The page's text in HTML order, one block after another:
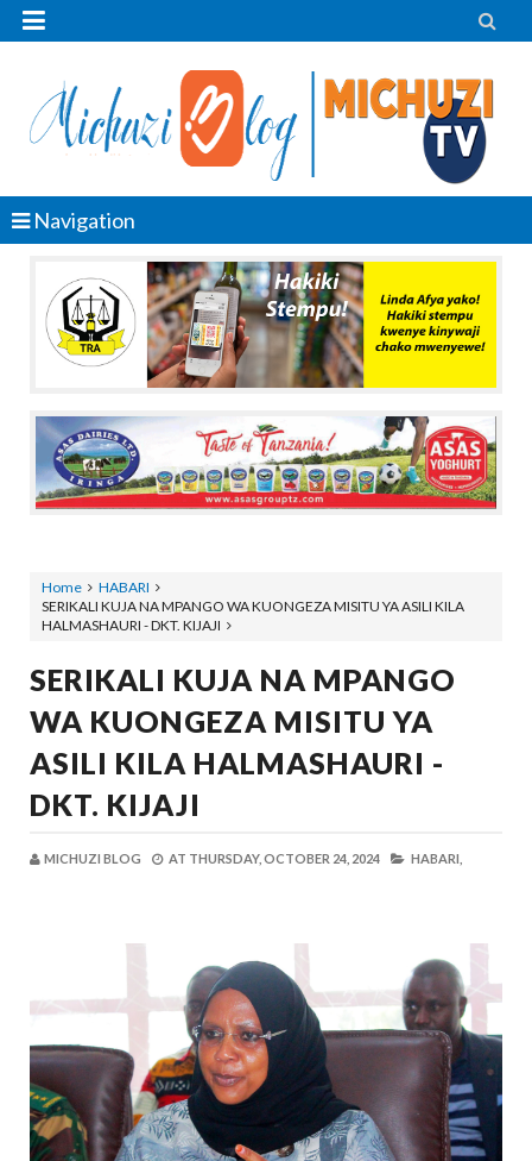
 
Navigation
Home
HABARI
SERIKALI KUJA NA MPANGO WA KUONGEZA MISITU YA ASILI KILA
HALMASHAURI - DKT. KIJAJI
SERIKALI KUJA NA MPANGO
WA KUONGEZA MISITU YA
ASILI KILA HALMASHAURI -
DKT. KIJAJI
MICHUZI BLOG AT THURSDAY, OCTOBER 24, 2024 HABARI,